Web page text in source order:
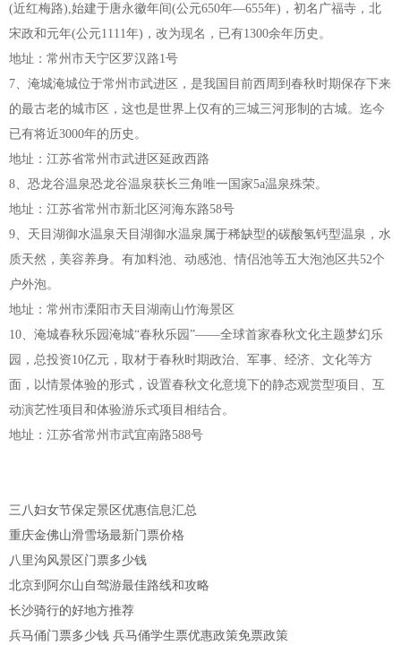
(近红梅路),始建于唐永徽年间(公元650年—655年)，初名广福寺，北
宋政和元年(公元1111年)，改为现名，已有1300余年历史。
地址：常州市天宁区罗汉路1号
7、淹城淹城位于常州市武进区，是我国目前西周到春秋时期保存下来
的最古老的城市区，这也是世界上仅有的三城三河形制的古城。迄今
已有将近3000年的历史。
地址：江苏省常州市武进区延政西路
8、恐龙谷温泉恐龙谷温泉获长三角唯一国家5a温泉殊荣。
地址：江苏省常州市新北区河海东路58号
9、天目湖御水温泉天目湖御水温泉属于稀缺型的碳酸氢钙型温泉，水
质天然，美容养身。有加料池、动感池、情侣池等五大泡池区共52个
户外泡。
地址：常州市溧阳市天目湖南山竹海景区
10、淹城春秋乐园淹城“春秋乐园”——全球首家春秋文化主题梦幻乐
园，总投资10亿元，取材于春秋时期政治、军事、经济、文化等方
面，以情景体验的形式，设置春秋文化意境下的静态观赏型项目、互
动演艺性项目和体验游乐式项目相结合。
地址：江苏省常州市武宜南路588号
三八妇女节保定景区优惠信息汇总
重庆金佛山滑雪场最新门票价格
八里沟风景区门票多少钱
北京到阿尔山自驾游最佳路线和攻略
长沙骑行的好地方推荐
兵马俑门票多少钱 兵马俑学生票优惠政策免票政策